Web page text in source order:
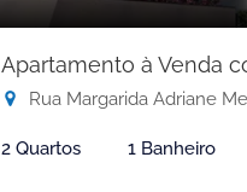
Apartamento à Venda
Rua Margarida Adriane
2 Quartos 1 Banheiro